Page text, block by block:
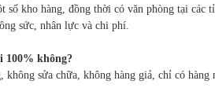
kho hàng, đồng thời có văn phòng tại
sức, nhân lực và chi phí.
100% không?
sửa chữa, không hàng giả, chỉ có hàng